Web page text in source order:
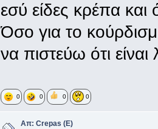
εσύ είδες κρέπα
Όσο για το
να πιστεύω ότι
0 0 0 0
Απ: Crepas (E)